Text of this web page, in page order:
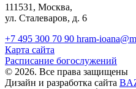
111531, Москва,
ул. Сталеваров, д. 6
+7 495 300 70 90 hram-
Карта сайта
Расписание богослужений
© 2026. Все права защищены
Дизайн и разработка сайта